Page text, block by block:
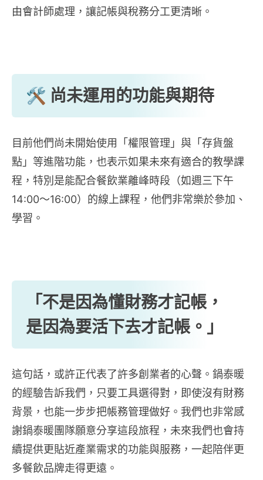
由會計師處理，讓記帳與稅務分工更清晰。
🛠️ 尚未運用的功能與期待
目前他們尚未開始使用「權限管理」與「存貨盤
點」等進階功能，也表示如果未來有適合的教學課
程，特別是能配合餐飲業離峰時段（如週三下午
14:00～16:00）的線上課程，他們非常樂於參加、
學習。
「不是因為懂財務才記帳，
是因為要活下去才記帳。」
這句話，或許正代表了許多創業者的心聲。鍋泰暖
的經驗告訴我們，只要工具選得對，即使沒有財務
背景，也能一步步把帳務管理做好。我們也非常感
謝鍋泰暖團隊願意分享這段旅程，未來我們也會持
續提供更貼近產業需求的功能與服務，一起陪伴更
多餐飲品牌走得更遠。